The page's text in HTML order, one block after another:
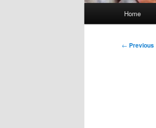
Home
Post
← Previous